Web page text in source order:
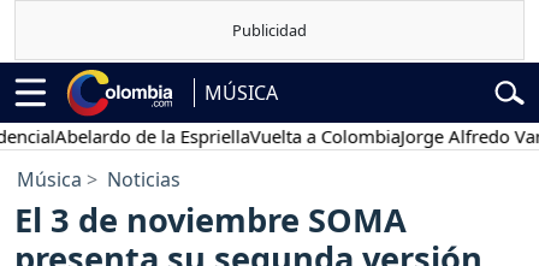
MÚSICA
Abelardo de la EspriellaVuelta a ColombiaJorge Alfredo
Música Noticias
El 3 de noviembre SOMA